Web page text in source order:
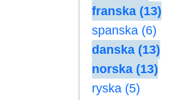
franska (13)
spanska (6)
danska (13)
norska (13)
ryska (5)